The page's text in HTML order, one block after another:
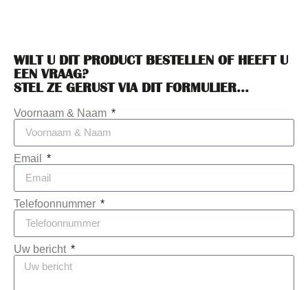
WILT U DIT PRODUCT BESTELLEN OF HEEFT U
EEN VRAAG?
STEL ZE GERUST VIA DIT FORMULIER...
Voornaam & Naam
Email
Telefoonnummer
Uw bericht